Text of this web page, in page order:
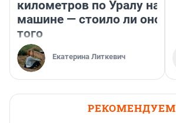
километров по Уралу на
машине — стоило ли оно
того
Екатерина Литкевич
РЕКОМЕНДУЕМ